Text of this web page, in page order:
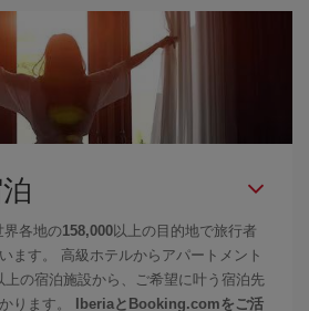
界各地の158,000 以上の目的地で旅行者
ます。 高級ホテルからアパートメント
上の宿泊施設から、ご希望に叶う宿泊先
ります。
IberiaとBooking.comをご活